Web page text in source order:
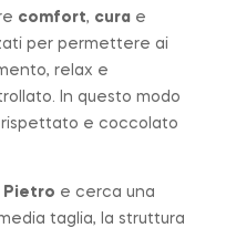
comfort, cura e
per permettere ai
relax e
In questo modo
e coccolato
Pietro e cerca una
taglia, la struttura